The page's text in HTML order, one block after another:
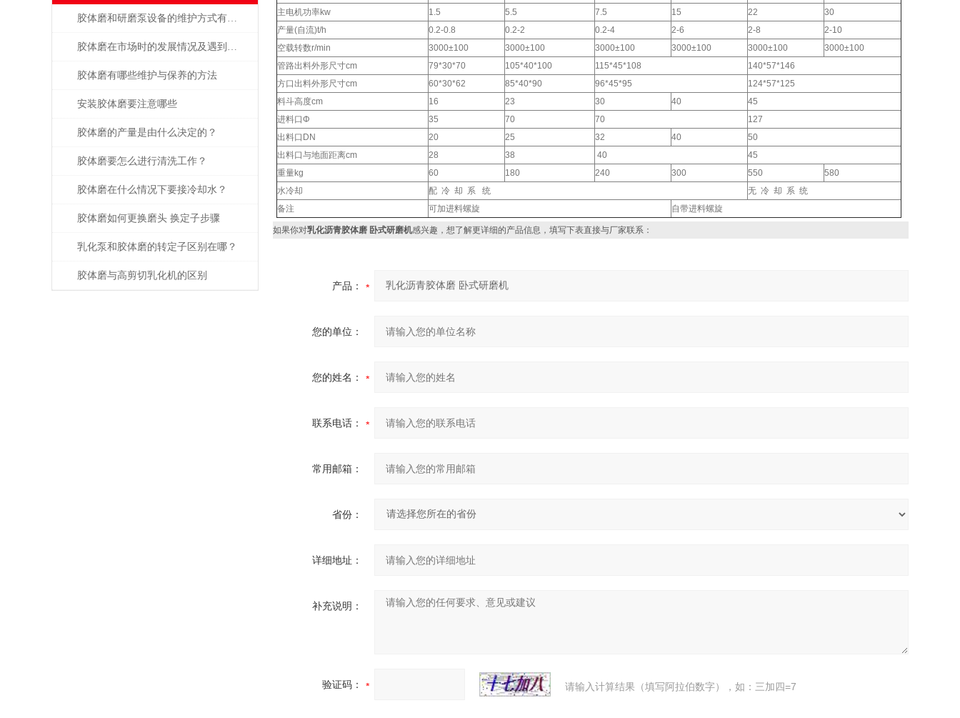
胶体磨和研磨泵设备的维护方式有哪些
胶体磨在市场时的发展情况及遇到的问题
胶体磨有哪些维护与保养的方法
安装胶体磨要注意哪些
胶体磨的产量是由什么决定的？
胶体磨要怎么进行清洗工作？
胶体磨在什么情况下要接冷却水？
胶体磨如何更换磨头 换定子步骤
乳化泵和胶体磨的转定子区别在哪？
胶体磨与高剪切乳化机的区别
主电机功率kw
1.5 5.5 7.5 15 22
30
产量(自流)t/h
0.2-0.8 0.2-2 0.2-4 2-6 2-8
2-10
空载转数r/min
3000±100 3000±100 3000±100 3000±100 3000±100
3000±100
管路出料外形尺寸cm
79*30*70 105*40*100 115*45*108
140*57*146
方口出料外形尺寸cm
60*30*62 85*40*90 96*45*95
124*57*125
料斗高度cm
16 23 30 40
45
进料口Φ
35 70 70
127
出料口DN
20 25 32 40
50
出料口与地面距离cm
28 38 40
45
重量kg
60 180 240 300 550
580
水冷却
配 冷 却 系 统
无 冷 却 系 统
备注
可加进料螺旋 自带进料螺旋
如果你对乳化沥青胶体磨 卧式研磨机感兴趣，想了解更详细的产品信息，填写下表直接与厂家联系：
产品：
您的单位：
您的姓名：
联系电话：
常用邮箱：
省份：
详细地址：
补充说明：
验证码： 请输入计算结果（填写阿拉伯数字），如：三加四=7